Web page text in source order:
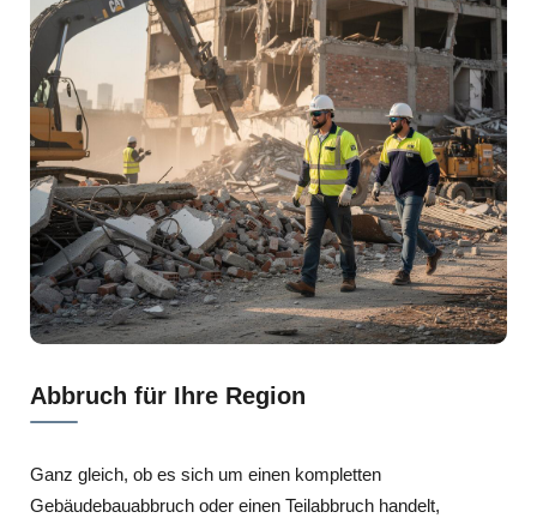
Abbruch für Ihre Region
Ganz gleich, ob es sich um einen kompletten
Gebäudebauabbruch oder einen Teilabbruch handelt,